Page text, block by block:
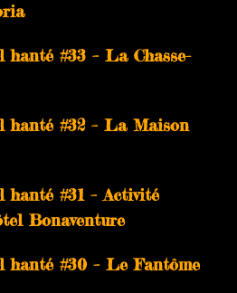
#33 – La Chasse-
hanté #32 – La Maison
hanté #31 – Activité
Bonaventure
hanté #30 – Le Fantôme